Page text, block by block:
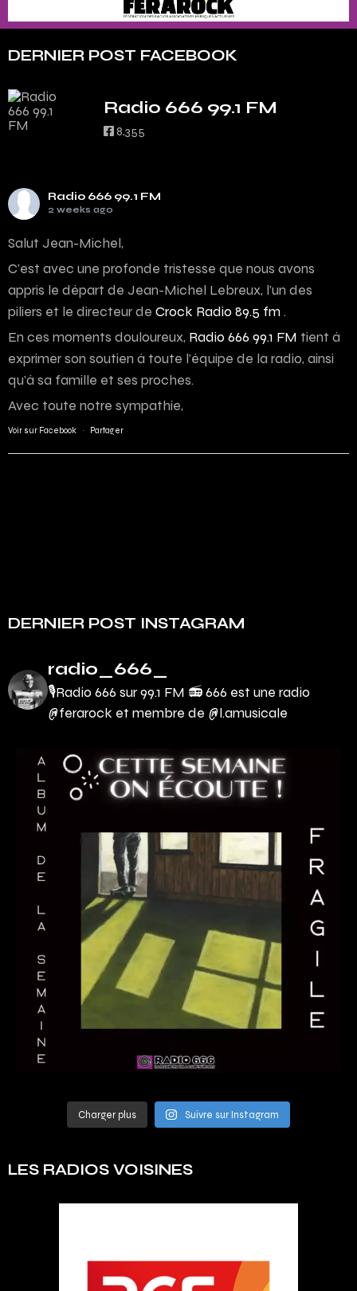
DERNIER POST FACEBOOK
Radio 666 99.1 FM
8,355
Radio 666 99.1 FM
2 weeks ago
Salut Jean-Michel,
C’est avec une profonde tristesse que nous avons
appris le départ de Jean-Michel Lebreux, l’un des
piliers et le directeur de Crock Radio 89.5 fm.
En ces moments douloureux, Radio 666 99.1 FM tient à
exprimer son soutien à toute l’équipe de la radio, ainsi
qu’à sa famille et ses proches.
Avec toute notre sympathie,
Voir sur Facebook · Partager
DERNIER POST INSTAGRAM
radio_666_
🎙Radio 666 sur 99.1 FM 📻666 est une radio
@ferarock et membre de @l.amusicale
Charger plus Suivre sur Instagram
LES RADIOS VOISINES